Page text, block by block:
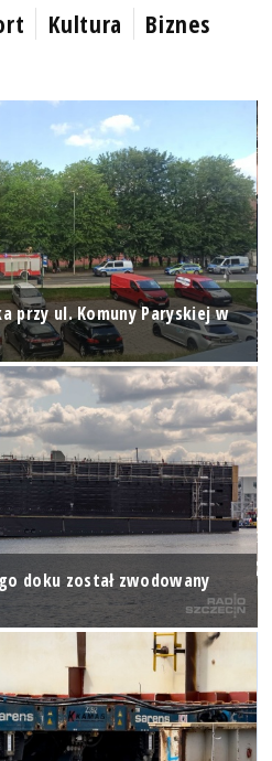
Kultura
Biznes
przy ul. Komuny Paryskiej w
doku został zwodowany